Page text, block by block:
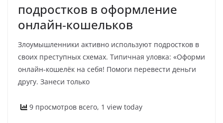
подростков в оформление
онлайн‑кошельков
Злоумышленники активно используют подростков в
своих преступных схемах. Типичная уловка: «Оформи
онлайн‑кошелёк на себя! Помоги перевести деньги
другу. Занеси только
9 просмотров всего, 1 view today